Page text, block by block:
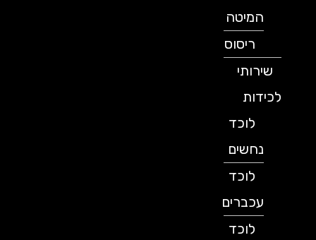
המיטה
ריסוס
שירותי
לכידות
לוכד
נחשים
לוכד
עכברים
לוכד